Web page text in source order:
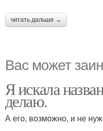
читать дальше →
Вас может
Я искала
делаю.
А его, возможно, и не